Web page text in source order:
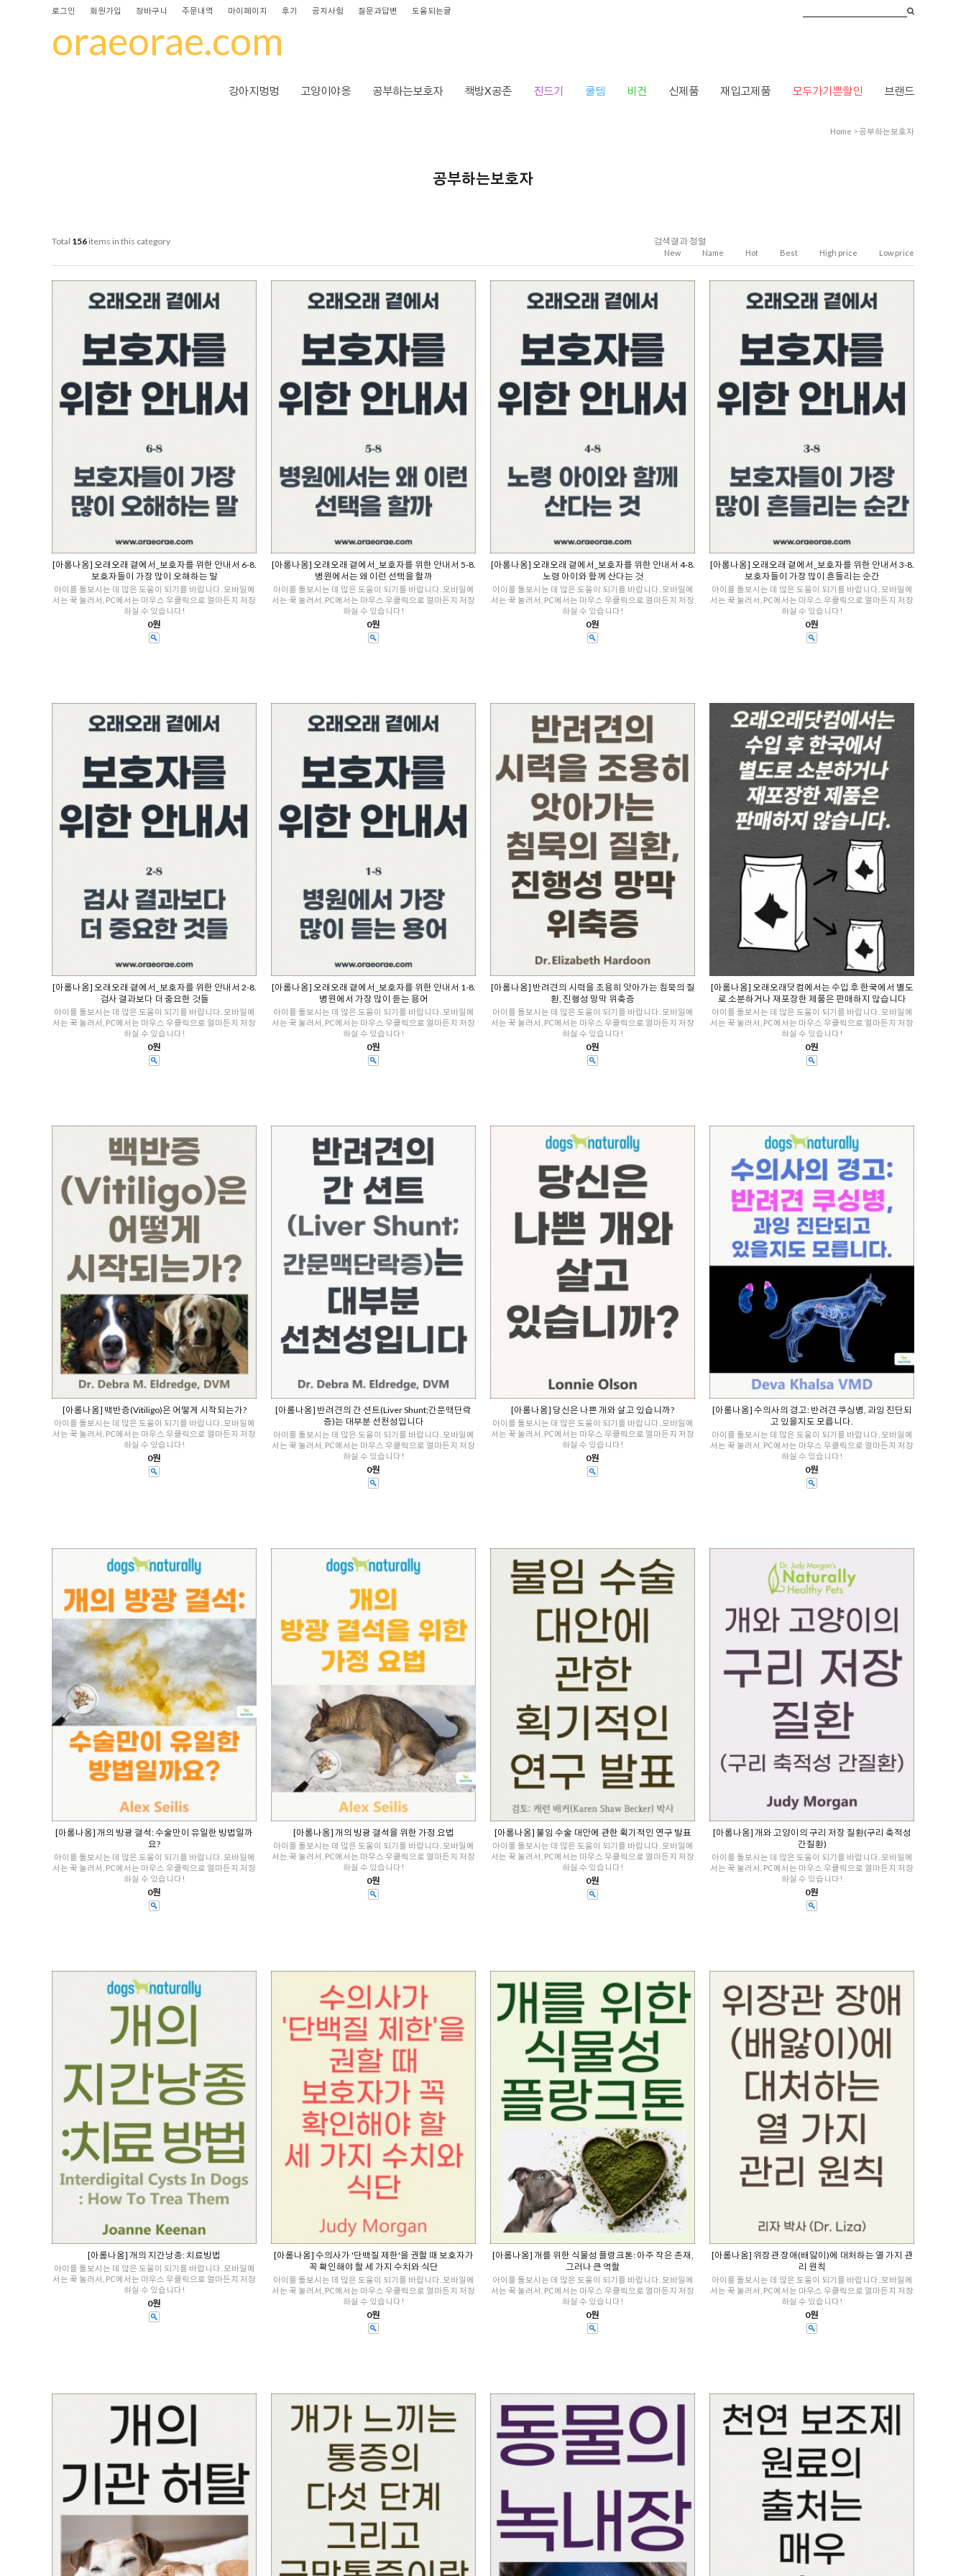
로그인 회원가입 장바구니 주문내역 마이페이지 후기 공지사항 질문과답변 도움되는글
oraeorae.com
강아지멍멍 고양이야옹 공부하는보호자 책방X공존 진드기 쿨템 비건 신제품 재입고제품 모두가기쁜할인 브랜드
Home >공부하는보호자
공부하는보호자
Total 156 items in this category 검색결과 정렬
New Name Hot Best High price Low price
[아롬나옴] 오래오래 곁에서_보호자를 위한 안내서 6-8.
보호자들이 가장 많이 오해하는 말
아이를 돌보시는 데 많은 도움이 되기를 바랍니다. 모바일에
서는 꾹 눌러서, PC에서는 마우스 우클릭으로 얼마든지 저장
하실 수 있습니다!
0원
[아롬나옴] 오래오래 곁에서_보호자를 위한 안내서 5-8.
병원에서는 왜 이런 선택을 할까
아이를 돌보시는 데 많은 도움이 되기를 바랍니다. 모바일에
서는 꾹 눌러서, PC에서는 마우스 우클릭으로 얼마든지 저장
하실 수 있습니다!
0원
[아롬나옴] 오래오래 곁에서_보호자를 위한 안내서 4-8.
노령 아이와 함께 산다는 것
아이를 돌보시는 데 많은 도움이 되기를 바랍니다. 모바일에
서는 꾹 눌러서, PC에서는 마우스 우클릭으로 얼마든지 저장
하실 수 있습니다!
0원
[아롬나옴] 오래오래 곁에서_보호자를 위한 안내서 3-8.
보호자들이 가장 많이 흔들리는 순간
아이를 돌보시는 데 많은 도움이 되기를 바랍니다. 모바일에
서는 꾹 눌러서, PC에서는 마우스 우클릭으로 얼마든지 저장
하실 수 있습니다!
0원
[아롬나옴] 오래오래 곁에서_보호자를 위한 안내서 2-8.
검사 결과보다 더 중요한 것들
아이를 돌보시는 데 많은 도움이 되기를 바랍니다. 모바일에
서는 꾹 눌러서, PC에서는 마우스 우클릭으로 얼마든지 저장
하실 수 있습니다!
0원
[아롬나옴] 오래오래 곁에서_보호자를 위한 안내서 1-8.
병원에서 가장 많이 듣는 용어
아이를 돌보시는 데 많은 도움이 되기를 바랍니다. 모바일에
서는 꾹 눌러서, PC에서는 마우스 우클릭으로 얼마든지 저장
하실 수 있습니다!
0원
[아롬나옴] 반려견의 시력을 조용히 앗아가는 침묵의 질
환, 진행성 망막 위축증
아이를 돌보시는 데 많은 도움이 되기를 바랍니다. 모바일에
서는 꾹 눌러서, PC에서는 마우스 우클릭으로 얼마든지 저장
하실 수 있습니다!
0원
[아롬나옴] 오래오래닷컴에서는 수입 후 한국에서 별도
로 소분하거나 재포장한 제품은 판매하지 않습니다
아이를 돌보시는 데 많은 도움이 되기를 바랍니다. 모바일에
서는 꾹 눌러서, PC에서는 마우스 우클릭으로 얼마든지 저장
하실 수 있습니다!
0원
[아롬나옴] 백반증(Vitiligo)은 어떻게 시작되는가?
아이를 돌보시는 데 많은 도움이 되기를 바랍니다. 모바일에
서는 꾹 눌러서, PC에서는 마우스 우클릭으로 얼마든지 저장
하실 수 있습니다!
0원
[아롬나옴] 반려견의 간 션트(Liver Shunt;간문맥단락
증)는 대부분 선천성입니다
아이를 돌보시는 데 많은 도움이 되기를 바랍니다. 모바일에
서는 꾹 눌러서, PC에서는 마우스 우클릭으로 얼마든지 저장
하실 수 있습니다!
0원
[아롬나옴] 당신은 나쁜 개와 살고 있습니까?
아이를 돌보시는 데 많은 도움이 되기를 바랍니다. 모바일에
서는 꾹 눌러서, PC에서는 마우스 우클릭으로 얼마든지 저장
하실 수 있습니다!
0원
[아롬나옴] 수의사의 경고: 반려견 쿠싱병, 과잉 진단되
고 있을지도 모릅니다.
아이를 돌보시는 데 많은 도움이 되기를 바랍니다. 모바일에
서는 꾹 눌러서, PC에서는 마우스 우클릭으로 얼마든지 저장
하실 수 있습니다!
0원
[아롬나옴] 개의 방광 결석: 수술만이 유일한 방법일까
요?
아이를 돌보시는 데 많은 도움이 되기를 바랍니다. 모바일에
서는 꾹 눌러서, PC에서는 마우스 우클릭으로 얼마든지 저장
하실 수 있습니다!
0원
[아롬나옴] 개의 방광 결석을 위한 가정 요법
아이를 돌보시는 데 많은 도움이 되기를 바랍니다. 모바일에
서는 꾹 눌러서, PC에서는 마우스 우클릭으로 얼마든지 저장
하실 수 있습니다!
0원
[아롬나옴] 불임 수술 대안에 관한 획기적인 연구 발표
아이를 돌보시는 데 많은 도움이 되기를 바랍니다. 모바일에
서는 꾹 눌러서, PC에서는 마우스 우클릭으로 얼마든지 저장
하실 수 있습니다!
0원
[아롬나옴] 개와 고양이의 구리 저장 질환(구리 축적성
간질환)
아이를 돌보시는 데 많은 도움이 되기를 바랍니다. 모바일에
서는 꾹 눌러서, PC에서는 마우스 우클릭으로 얼마든지 저장
하실 수 있습니다!
0원
[아롬나옴] 개의 지간낭종: 치료방법
아이를 돌보시는 데 많은 도움이 되기를 바랍니다. 모바일에
서는 꾹 눌러서, PC에서는 마우스 우클릭으로 얼마든지 저장
하실 수 있습니다!
0원
[아롬나옴] 수의사가 '단백질 제한'을 권할 때 보호자가
꼭 확인해야 할 세 가지 수치와 식단
아이를 돌보시는 데 많은 도움이 되기를 바랍니다. 모바일에
서는 꾹 눌러서, PC에서는 마우스 우클릭으로 얼마든지 저장
하실 수 있습니다!
0원
[아롬나옴] 개를 위한 식물성 플랑크톤: 아주 작은 존재,
그러나 큰 역할
아이를 돌보시는 데 많은 도움이 되기를 바랍니다. 모바일에
서는 꾹 눌러서, PC에서는 마우스 우클릭으로 얼마든지 저장
하실 수 있습니다!
0원
[아롬나옴] 위장관 장애(배앓이)에 대처하는 열 가지 관
리 원칙
아이를 돌보시는 데 많은 도움이 되기를 바랍니다. 모바일에
서는 꾹 눌러서, PC에서는 마우스 우클릭으로 얼마든지 저장
하실 수 있습니다!
0원